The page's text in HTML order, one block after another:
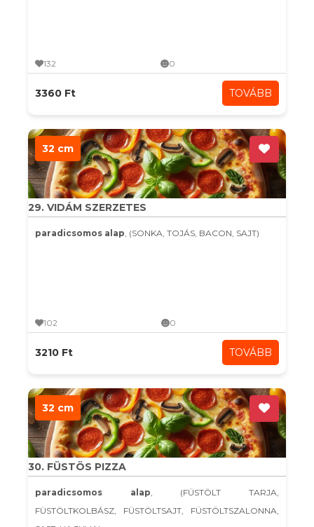
132 0
3360 Ft TOVÁBB
32 cm
29. VIDÁM SZERZETES
paradicsomos alap, (SONKA, TOJÁS, BACON, SAJT)
102 0
3210 Ft TOVÁBB
32 cm
30. FÜSTÖS PIZZA
paradicsomos alap, (FÜSTÖLT TARJA,
FÜSTÖLTKOLBÁSZ, FÜSTÖLTSAJT, FÜSTÖLTSZALONNA,